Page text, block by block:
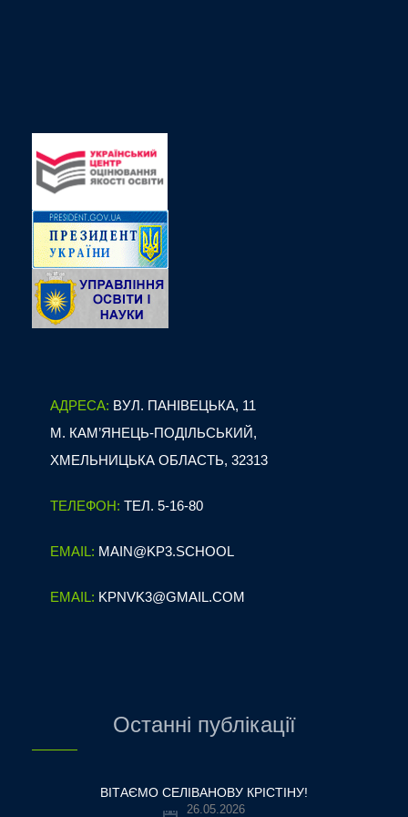
АДРЕСА: ВУЛ. ПАНІВЕЦЬКА, 11
М. КАМ’ЯНЕЦЬ-ПОДІЛЬСЬКИЙ,
ХМЕЛЬНИЦЬКА ОБЛАСТЬ, 32313
ТЕЛЕФОН: ТЕЛ. 5-16-80
EMAIL: MAIN@KP3.SCHOOL
EMAIL: KPNVK3@GMAIL.COM
Останні публікації
ВІТАЄМО СЕЛІВАНОВУ КРІСТІНУ!
26.05.2026